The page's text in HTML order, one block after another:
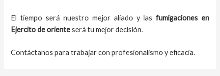
El tiempo será nuestro mejor aliado y las fumigaciones en
Ejercito de orienteserá tu mejor decisión.
Contáctanos para trabajar con profesionalismo y eficacia.